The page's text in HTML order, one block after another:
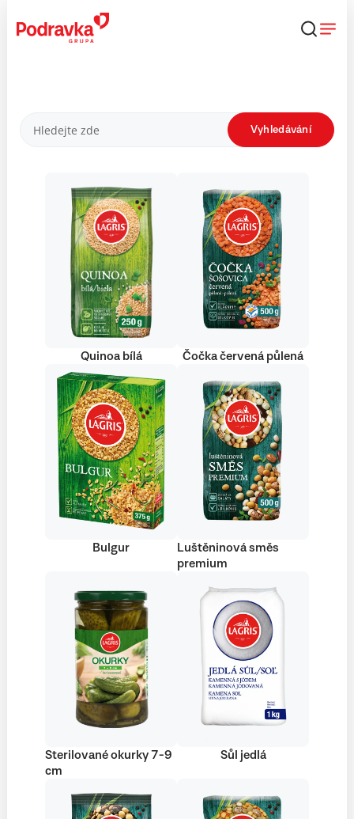
obsahu
Produkty Vyhledávání
Quinoa bílá Čočka červená půlená
Bulgur
Luštěninová směs
premium
Sterilované okurky 7-9
cm
Sůl jedlá